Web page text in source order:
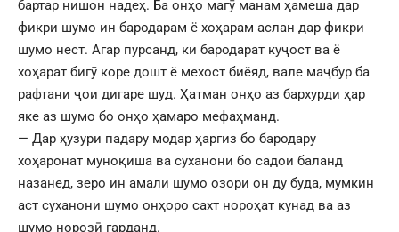
бартар нишон надеҳ. Ба онҳо магӯ манам ҳамеша дар
фикри шумо ин бародарам ё хоҳарам аслан дар фикри
шумо нест. Агар пурсанд, ки бародарат куҷост ва ё
хоҳарат бигӯ коре дошт ё мехост биёяд, вале маҷбур ба
рафтани ҷои дигаре шуд. Ҳатман онҳо аз бархурди ҳар
яке аз шумо бо онҳо ҳамаро мефаҳманд.
— Дар ҳузури падару модар ҳаргиз бо бародару
хоҳаронат муноқиша ва суханони бо садои баланд
назанед, зеро ин амали шумо озори он ду буда, мумкин
аст суханони шумо онҳоро сахт нороҳат кунад ва аз
шумо норозӣ гарданд.